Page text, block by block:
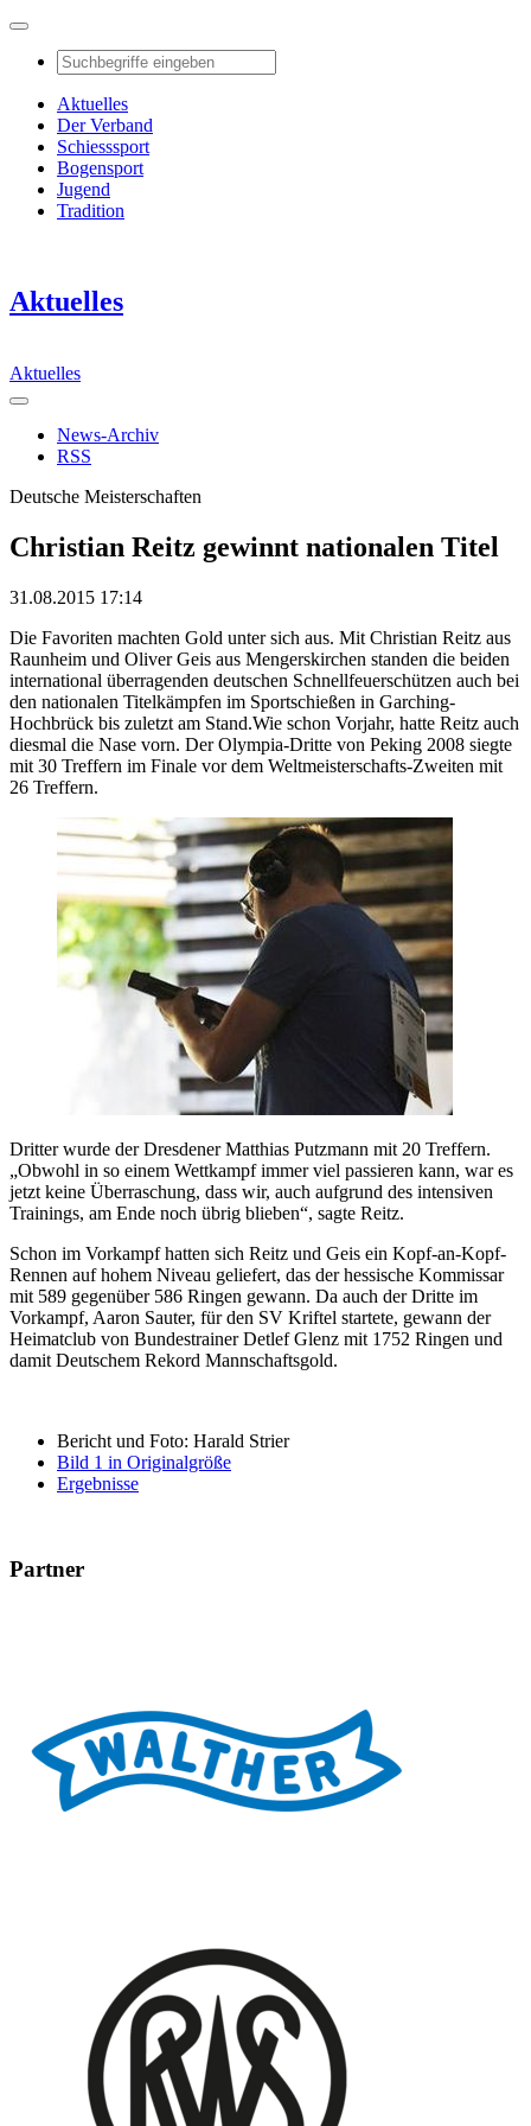
Aktuelles
Der Verband
Schiesssport
Bogensport
Jugend
Tradition
Aktuelles
Aktuelles
News-Archiv
RSS
Deutsche Meisterschaften
Christian Reitz gewinnt nationalen Titel
31.08.2015 17:14
Die Favoriten machten Gold unter sich aus. Mit Christian Reitz aus
Raunheim und Oliver Geis aus Mengerskirchen standen die beiden
international überragenden deutschen Schnellfeuerschützen auch bei
den nationalen Titelkämpfen im Sportschießen in Garching-
Hochbrück bis zuletzt am Stand.Wie schon Vorjahr, hatte Reitz auch
diesmal die Nase vorn. Der Olympia-Dritte von Peking 2008 siegte
mit 30 Treffern im Finale vor dem Weltmeisterschafts-Zweiten mit
26 Treffern.
Dritter wurde der Dresdener Matthias Putzmann mit 20 Treffern.
„Obwohl in so einem Wettkampf immer viel passieren kann, war es
jetzt keine Überraschung, dass wir, auch aufgrund des intensiven
Trainings, am Ende noch übrig blieben“, sagte Reitz.
Schon im Vorkampf hatten sich Reitz und Geis ein Kopf-an-Kopf-
Rennen auf hohem Niveau geliefert, das der hessische Kommissar
mit 589 gegenüber 586 Ringen gewann. Da auch der Dritte im
Vorkampf, Aaron Sauter, für den SV Kriftel startete, gewann der
Heimatclub von Bundestrainer Detlef Glenz mit 1752 Ringen und
damit Deutschem Rekord Mannschaftsgold.
Bericht und Foto: Harald Strier
Bild 1 in Originalgröße
Ergebnisse
Partner